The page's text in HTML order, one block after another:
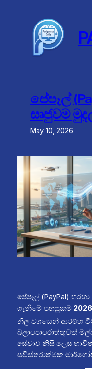
පේපෑල්
සෘජුවම
May 10, 2026
පේපෑල් (PayPal)
ගැනීමේ පහසුකම
නිල වශයෙන් ආරම්භ
බලාපොරොත්තුවක්
සේවාව නිසි ලෙස
සවිස්තරාත්මක